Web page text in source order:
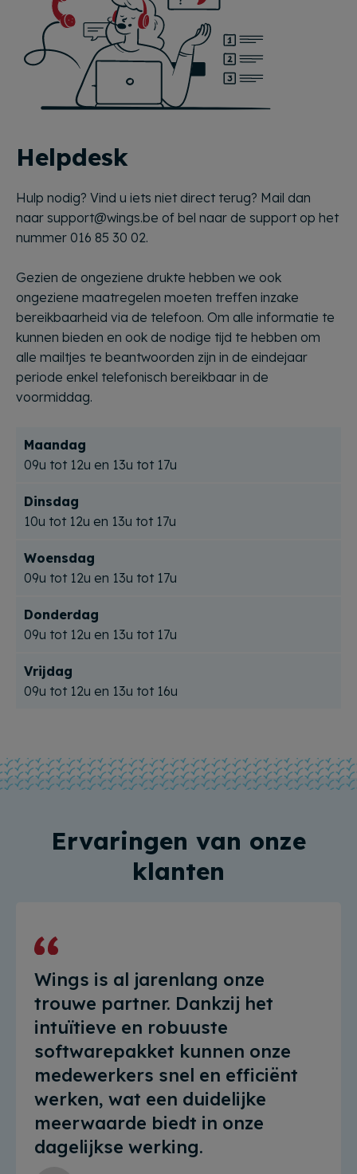
Helpdesk
Hulp nodig? Vind u iets niet direct terug? Mail dan
naar support@wings.be of bel naar de support op het
nummer 016 85 30 02.
Gezien de ongeziene drukte hebben we ook
ongeziene maatregelen moeten treffen inzake
bereikbaarheid via de telefoon. Om alle informatie te
kunnen bieden en ook de nodige tijd te hebben om
alle mailtjes te beantwoorden zijn in de eindejaar
periode enkel telefonisch bereikbaar in de
voormiddag.
Maandag
09u tot 12u en 13u tot 17u
Dinsdag
10u tot 12u en 13u tot 17u
Woensdag
09u tot 12u en 13u tot 17u
Donderdag
09u tot 12u en 13u tot 17u
Vrijdag
09u tot 12u en 13u tot 16u
Ervaringen van onze
klanten
Wings is al jarenlang onze
trouwe partner. Dankzij het
intuïtieve en robuuste
softwarepakket kunnen onze
medewerkers snel en efficiënt
werken, wat een duidelijke
meerwaarde biedt in onze
dagelijkse werking.